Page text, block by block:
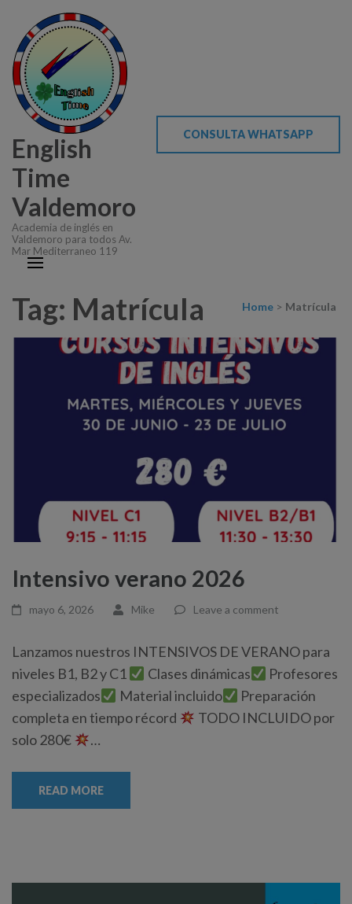
English
Time
Valdemoro
Academia de inglés en
Valdemoro para todos Av.
Mar Mediterraneo 119
CONSULTA WHATSAPP
Tag: Matrícula Home > Matrícula
Intensivo verano 2026
mayo 6, 2026 Mike Leave a comment
Lanzamos nuestros INTENSIVOS DE VERANO para
niveles B1, B2 y C1
Clases dinámicas
Profesores
especializados
Material incluido
Preparación
completa en tiempo récord
TODO INCLUIDO por
solo 280€
…
READ MORE